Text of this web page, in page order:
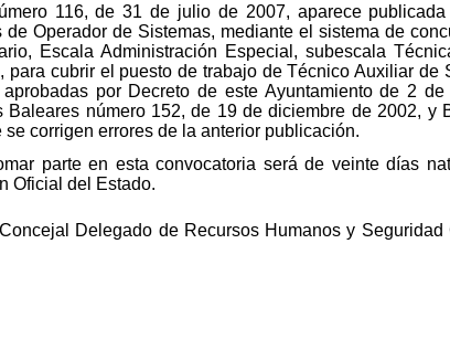
116, de 31 de julio de 2007, aparece publicada
Operador de Sistemas, mediante el sistema de
Escala Administración Especial, subescala
cubrir el puesto de trabajo de Técnico Auxiliar de
por Decreto de este Ayuntamiento de 2
número 152, de 19 de diciembre de 2002, y
corrigen errores de la anterior publicación.
parte en esta convocatoria será de veinte días
Oficial del Estado.
Delegado de Recursos Humanos y